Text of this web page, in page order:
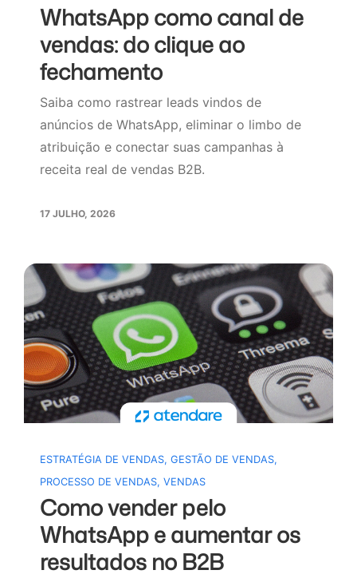
WhatsApp como canal de
vendas: do clique ao
fechamento
Saiba como rastrear leads vindos de
anúncios de WhatsApp, eliminar o limbo de
atribuição e conectar suas campanhas à
receita real de vendas B2B.
17 JULHO, 2026
ESTRATÉGIA DE VENDAS, GESTÃO DE VENDAS,
PROCESSO DE VENDAS, VENDAS
Como vender pelo
WhatsApp e aumentar os
resultados no B2B